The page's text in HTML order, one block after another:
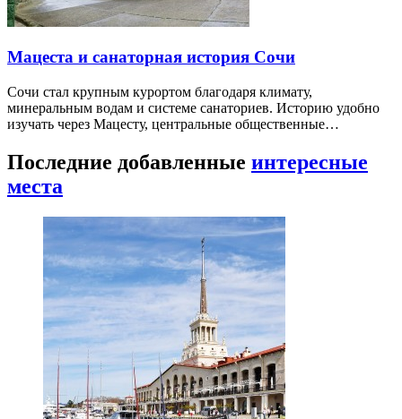
Мацеста и санаторная история Сочи
Сочи стал крупным курортом благодаря климату,
минеральным водам и системе санаториев. Историю удобно
изучать через Мацесту, центральные общественные…
Последние добавленные интересные
места